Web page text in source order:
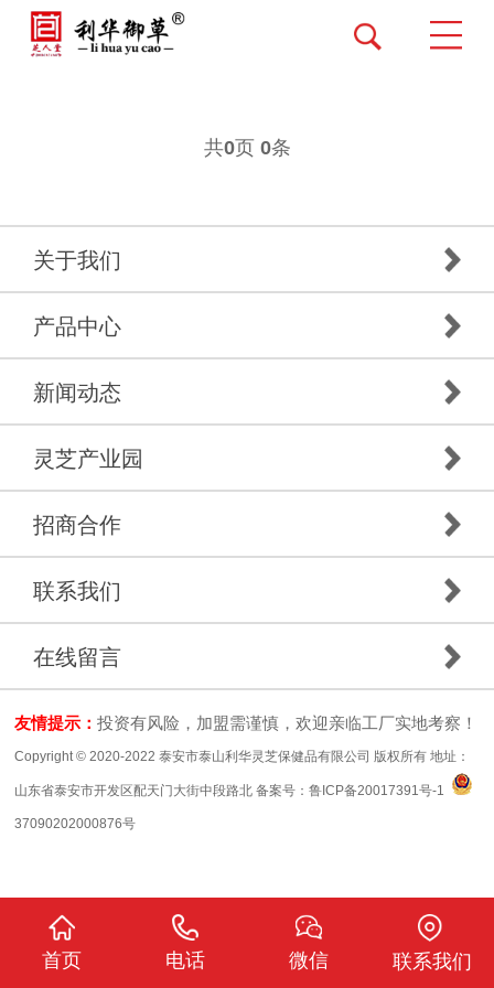
共0页 0条
关于我们
产品中心
新闻动态
灵芝产业园
招商合作
联系我们
在线留言
友情提示：投资有风险，加盟需谨慎，欢迎亲临工厂实地考察！
Copyright © 2020-2022 泰安市泰山利华灵芝保健品有限公司 版权所有 地址：
山东省泰安市开发区配天门大街中段路北 备案号：鲁ICP备20017391号-1
37090202000876号
首页 电话 微信 联系我们